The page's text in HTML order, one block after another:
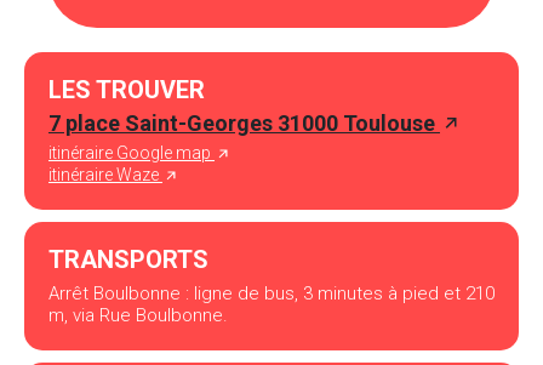
LES TROUVER
7 place Saint-Georges 31000 Toulouse
itinéraire Google map
itinéraire Waze
TRANSPORTS
Arrêt Boulbonne : ligne de bus, 3 minutes à pied et 210
m, via Rue Boulbonne.